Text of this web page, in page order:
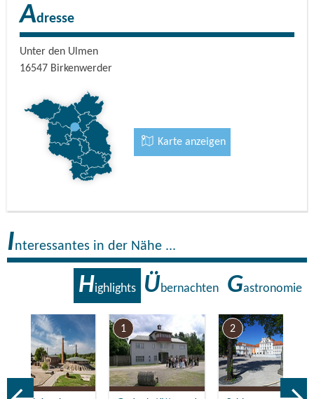
Adresse
Unter den Ulmen
16547 Birkenwerder
Karte anzeigen
Interessantes in der Nähe ...
Highlights Übernachten Gastronomie
1 2